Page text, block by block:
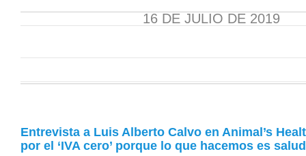
16 DE JULIO DE 2019
Entrevista a Luis Alberto Calvo en Animal’s
por el ‘IVA cero’ porque lo que hacemos es